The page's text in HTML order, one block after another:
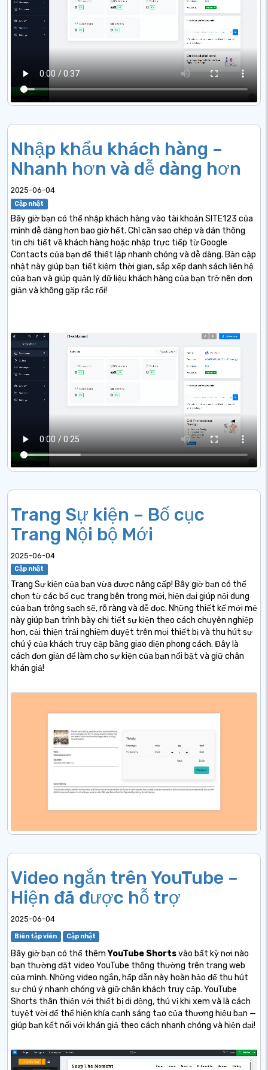
Nhập khẩu khách hàng –
Nhanh hơn và dễ dàng hơn
2025-06-04
Cập nhật
Bây giờ bạn có thể nhập khách hàng vào tài khoản SITE123 của
mình dễ dàng hơn bao giờ hết. Chỉ cần sao chép và dán thông
tin chi tiết về khách hàng hoặc nhập trực tiếp từ Google
Contacts của bạn để thiết lập nhanh chóng và dễ dàng. Bản cập
nhật này giúp bạn tiết kiệm thời gian, sắp xếp danh sách liên hệ
của bạn và giúp quản lý dữ liệu khách hàng của bạn trở nên đơn
giản và không gặp rắc rối!
Trang Sự kiện – Bố cục
Trang Nội bộ Mới
2025-06-04
Cập nhật
Trang Sự kiện của bạn vừa được nâng cấp! Bây giờ bạn có thể
chọn từ các bố cục trang bên trong mới, hiện đại giúp nội dung
của bạn trông sạch sẽ, rõ ràng và dễ đọc. Những thiết kế mới mẻ
này giúp bạn trình bày chi tiết sự kiện theo cách chuyên nghiệp
hơn, cải thiện trải nghiệm duyệt trên mọi thiết bị và thu hút sự
chú ý của khách truy cập bằng giao diện phong cách. Đây là
cách đơn giản để làm cho sự kiện của bạn nổi bật và giữ chân
khán giả!
Video ngắn trên YouTube –
Hiện đã được hỗ trợ
2025-06-04
Biên tập viên Cập nhật
Bây giờ bạn có thể thêmYouTube Shortsvào bất kỳ nơi nào
bạn thường đặt video YouTube thông thường trên trang web
của mình. Những video ngắn, hấp dẫn này hoàn hảo để thu hút
sự chú ý nhanh chóng và giữ chân khách truy cập. YouTube
Shorts thân thiện với thiết bị di động, thú vị khi xem và là cách
tuyệt vời để thể hiện khía cạnh sáng tạo của thương hiệu bạn —
giúp bạn kết nối với khán giả theo cách nhanh chóng và hiện đại!